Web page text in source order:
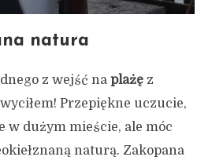
natura
z wejść na plażęz
Przepiękne uczucie,
w dużym mieście, ale móc
naturą. Zakopana